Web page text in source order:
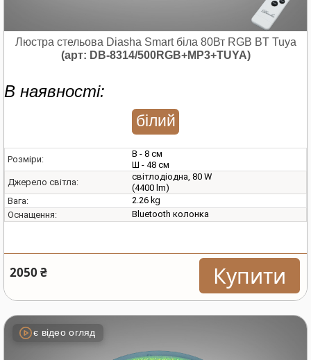
Люстра стельова Diasha Smart біла 80Вт RGB BT Tuya
(арт: DB-8314/500RGB+MP3+TUYA)
В наявності:
білий
Розміри:
В - 8 см
Ш - 48 см
Джерело світла:
світлодіодна, 80 W
(4400 lm)
Вага:
2.26 kg
Оснащення:
Bluetooth колонка
2050 ₴ Купити
є відео огляд